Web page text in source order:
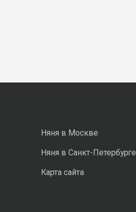
Няня в Москве
Няня в Санкт-Петербурге
Карта сайта